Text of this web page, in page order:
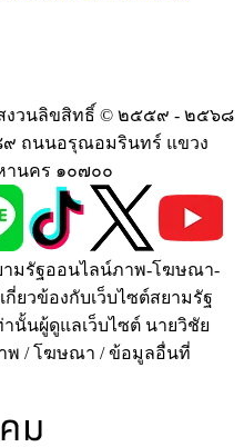
งวนลิขสิทธิ์ © ๒๕๕๙ - ๒๕๖๘
๙ ถนนอรุณอมรินทร์ แขวง
านคร ๑๐๗๐๐
ามรัฐออนไลน์ภาพ-โฆษณา-
ยวข้องกับเว็บไซต์สยามรัฐ
านั้นผู้ดูแลเว็บไซต์ นายวิชัย
พ / โฆษณา / ข้อมูลอื่นที่